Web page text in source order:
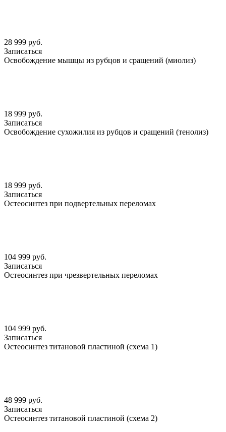
28 999 руб.
Записаться
Освобождение мышцы из рубцов и сращений (миолиз)
18 999 руб.
Записаться
Освобождение сухожилия из рубцов и сращений (тенолиз)
18 999 руб.
Записаться
Остеосинтез при подвертельных переломах
104 999 руб.
Записаться
Остеосинтез при чрезвертельных переломах
104 999 руб.
Записаться
Остеосинтез титановой пластиной (схема 1)
48 999 руб.
Записаться
Остеосинтез титановой пластиной (схема 2)